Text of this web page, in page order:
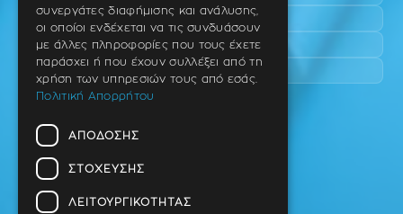
Καλαμαριά
Πανόραμα
Χαριλάου
Ταβάκη – Θ. Λίτσα 10 (γωνία),
Θέρμη – Θεσσαλονίκη
T.K 57001
συνεργάτες διαφήμισης και ανάλυσης,
οι οποίοι ενδέχεται να τις συνδυάσουν
με άλλες πληροφορίες που τους έχετε
παράσχει ή που έχουν συλλέξει από τη
χρήση των υπηρεσιών τους από εσάς.
Πολιτική Απορρήτου
ΑΠΌΔΟΣΗΣ
ΣΤΌΧΕΥΣΗΣ
ΛΕΙΤΟΥΡΓΙΚΌΤΗΤΑΣ